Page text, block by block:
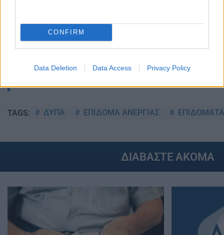
CONFIRM
Data Deletion Data Access Privacy Policy
TAGS: ΔΥΠΑ ΕΠΙΔΟΜΑ ΑΝΕΡΓΙΑΣ ΕΠΙΔΟΜΑΤΑ
ΔΙΑΒΑΣΤΕ ΑΚΟΜΑ